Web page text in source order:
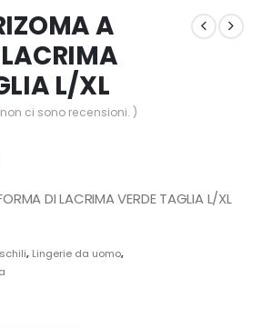
A
L/XL
ci sono recensioni. )
DI LACRIMA VERDE TAGLIA L/XL
, Lingerie da uomo,